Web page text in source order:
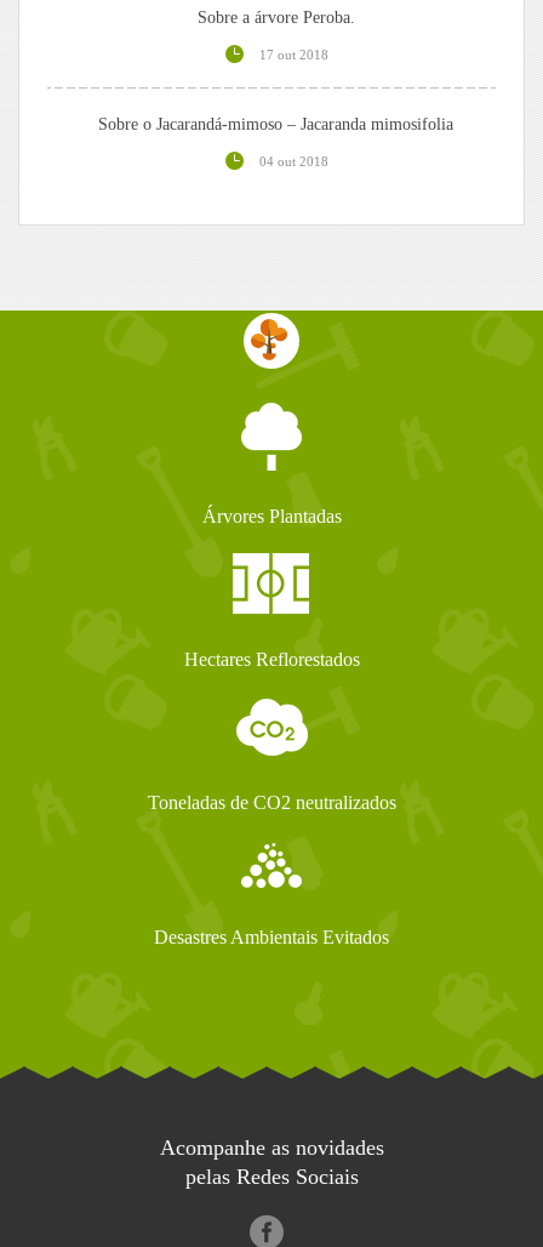
Sobre a árvore Peroba.
17 out 2018
Sobre o Jacarandá-mimoso – Jacaranda mimosifolia
04 out 2018
Árvores Plantadas
Hectares Reflorestados
Toneladas de CO2 neutralizados
Desastres Ambientais Evitados
Acompanhe as novidades
pelas Redes Sociais